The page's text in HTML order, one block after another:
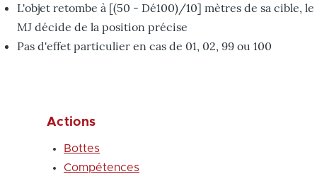
L'objet retombe à [(50 - Dé100)/10] mètres de sa cible, le
MJ décide de la position précise
Pas d'effet particulier en cas de 01, 02, 99 ou 100
Actions
Bottes
Compétences